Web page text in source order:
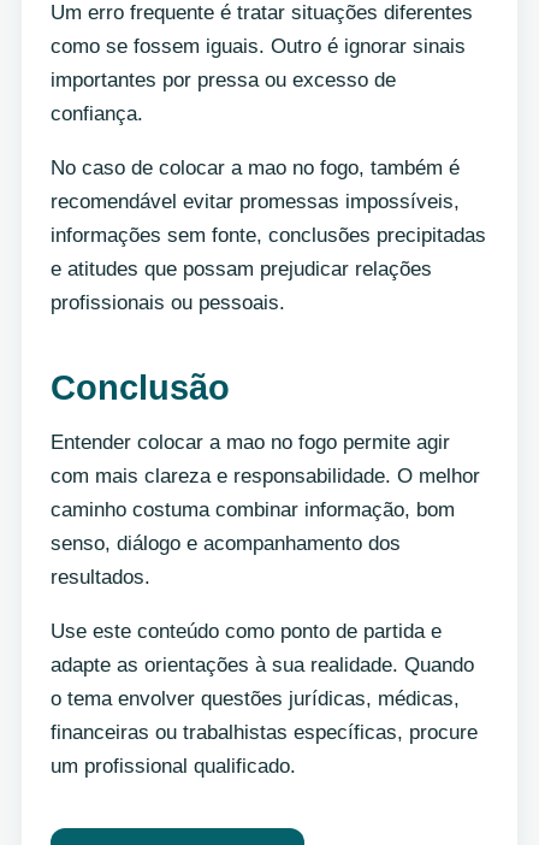
Um erro frequente é tratar situações diferentes
como se fossem iguais. Outro é ignorar sinais
importantes por pressa ou excesso de
confiança.
No caso de colocar a mao no fogo, também é
recomendável evitar promessas impossíveis,
informações sem fonte, conclusões precipitadas
e atitudes que possam prejudicar relações
profissionais ou pessoais.
Conclusão
Entender colocar a mao no fogo permite agir
com mais clareza e responsabilidade. O melhor
caminho costuma combinar informação, bom
senso, diálogo e acompanhamento dos
resultados.
Use este conteúdo como ponto de partida e
adapte as orientações à sua realidade. Quando
o tema envolver questões jurídicas, médicas,
financeiras ou trabalhistas específicas, procure
um profissional qualificado.